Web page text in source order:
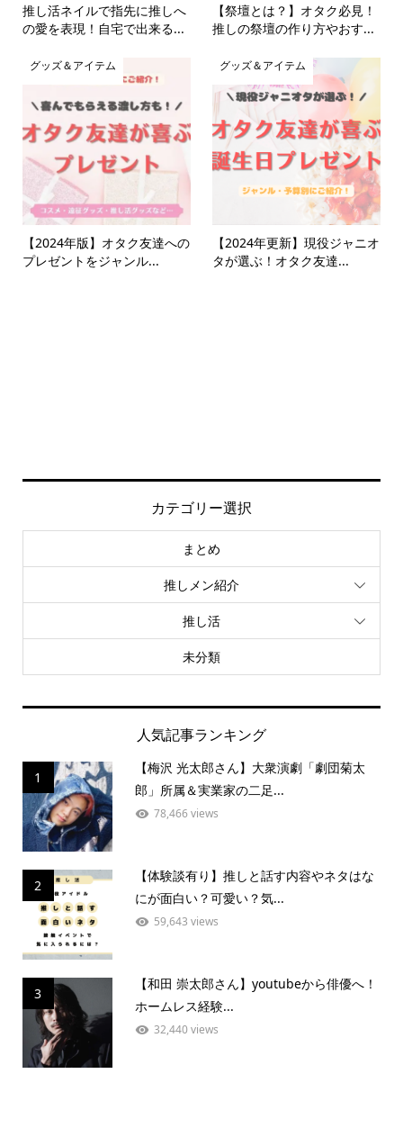
推し活ネイルで指先に推しへ
の愛を表現！自宅で出来る...
【祭壇とは？】オタク必見！
推しの祭壇の作り方やおす...
グッズ＆アイテム
【2024年版】オタク友達への
プレゼントをジャンル...
グッズ＆アイテム
【2024年更新】現役ジャニオ
タが選ぶ！オタク友達...
カテゴリー選択
まとめ
推しメン紹介
推し活
未分類
人気記事ランキング
1
【梅沢 光太郎さん】大衆演劇「劇団菊太
郎」所属＆実業家の二足...
78,466 views
2
【体験談有り】推しと話す内容やネタはな
にが面白い？可愛い？気...
59,643 views
3
【和田 崇太郎さん】youtubeから俳優へ！
ホームレス経験...
32,440 views